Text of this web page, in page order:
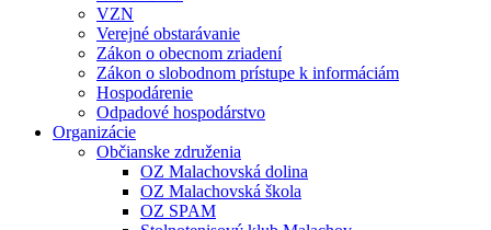
VZN
Verejné obstarávanie
Zákon o obecnom zriadení
Zákon o slobodnom prístupe k informáciám
Hospodárenie
Odpadové hospodárstvo
Organizácie
Občianske združenia
OZ Malachovská dolina
OZ Malachovská škola
OZ SPAM